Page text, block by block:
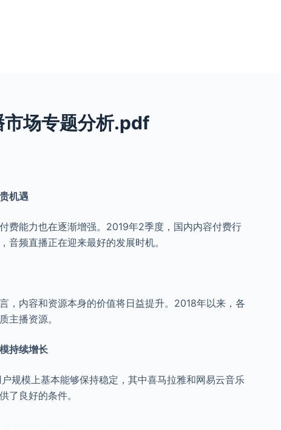
场专题分析.pdf
机遇
费能力也在逐渐增强。2019年2季度，国内内容付费行
音频直播正在迎来最好的发展时机。
，内容和资源本身的价值将日益提升。2018年以来，各
主播资源。
持续增长
规模上基本能够保持稳定，其中喜马拉雅和网易云音乐
了良好的条件。